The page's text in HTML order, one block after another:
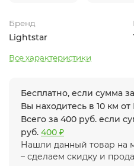
Бренд
Lightstar
Все характеристики
Бесплатно, если сумма
Вы находитесь в 10 км
Всего за 400 руб. если
руб. 400 ₽
Нашли данный товар на
– сделаем скидку и